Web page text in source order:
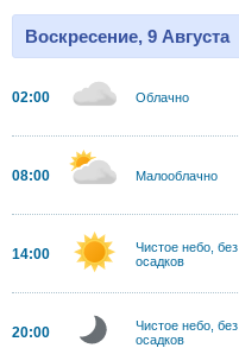
Воскресение, 9 Августа
02:00 Облачно
08:00 Малооблачно
14:00
Чистое небо, без
осадков
20:00
Чистое небо, без
осадков